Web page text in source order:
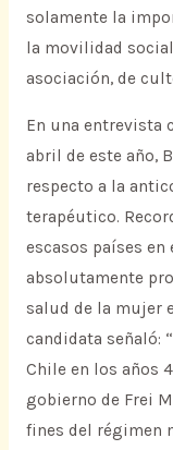
solamente la
la movilidad
asociación, de
En una entrevista
abril de este año,
respecto a la
terapéutico.
escasos países
absolutamente
salud de la mujer
candidata señaló:
Chile en los años
gobierno de Frei
fines del régimen